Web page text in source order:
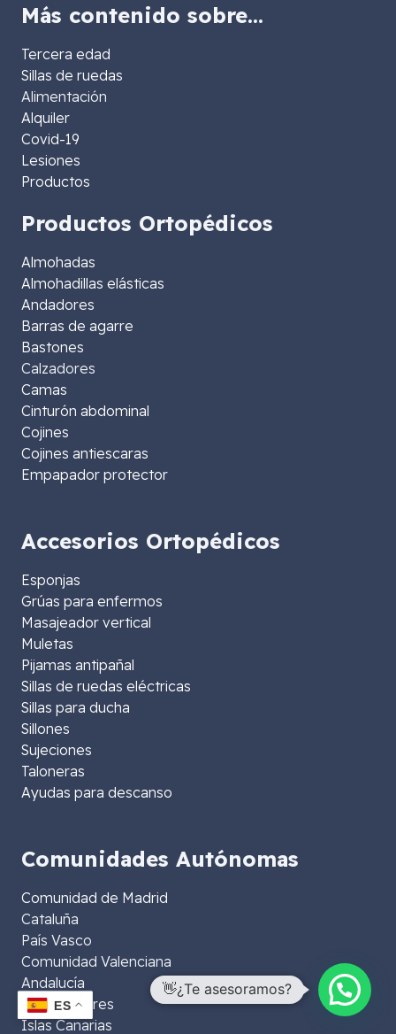
Más contenido sobre…
Tercera edad
Sillas de ruedas
Alimentación
Alquiler
Covid-19
Lesiones
Productos
Productos Ortopédicos
Almohadas
Almohadillas elásticas
Andadores
Barras de agarre
Bastones
Calzadores
Camas
Cinturón abdominal
Cojines
Cojines antiescaras
Empapador protector
Accesorios Ortopédicos
Esponjas
Grúas para enfermos
Masajeador vertical
Muletas
Pijamas antipañal
Sillas de ruedas eléctricas
Sillas para ducha
Sillones
Sujeciones
Taloneras
Ayudas para descanso
Comunidades Autónomas
Comunidad de Madrid
Cataluña
País Vasco
Comunidad Valenciana
Andalucía
Islas Baleares
Islas Canarias
ES
👋¿Te asesoramos?